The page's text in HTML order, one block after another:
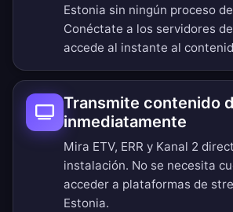
Estonia sin ningún proceso
Conéctate a los servidores
accede al instante al
Transmite contenido
inmediatamente
Mira ETV, ERR y Kanal 2
instalación. No se necesita
acceder a plataformas de
Estonia.